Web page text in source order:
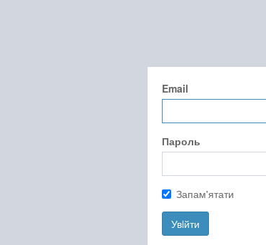
Email
Пароль
Запам'ятати
Увiйти